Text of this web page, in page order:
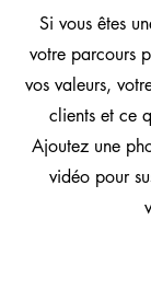
Si vous êtes
votre parcours
vos valeurs,
clients et ce
Ajoutez une
vidéo pour